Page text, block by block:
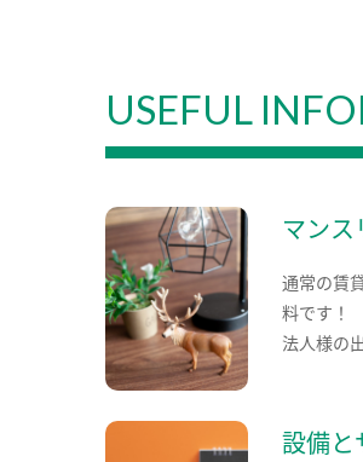
USEFUL
マンス
通常の賃
料です！
法人様の
設備と